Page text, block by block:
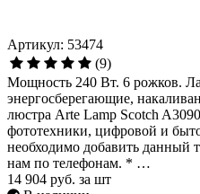
Артикул: 53474
(9)
Мощность 240 Вт. 6 рожков.
энергосберегающие,
люстра Arte Lamp Scotch
фототехники, цифровой и
необходимо добавить данный
нам по телефонам. * …
14 904 руб. за шт